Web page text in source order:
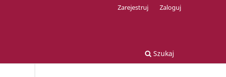
Szukaj
Zarejestruj Zaloguj